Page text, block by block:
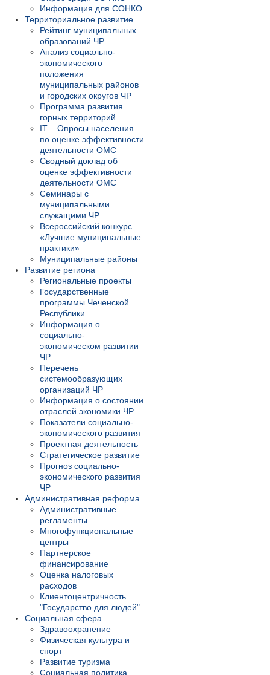
Информация для СОНКО
Территориальное развитие
Рейтинг муниципальных
образований ЧР
Анализ социально-
экономического
положения
муниципальных районов
и городских округов ЧР
Программа развития
горных территорий
IT – Опросы населения
по оценке эффективности
деятельности ОМС
Сводный доклад об
оценке эффективности
деятельности ОМС
Семинары с
муниципальными
служащими ЧР
Всероссийский конкурс
«Лучшие муниципальные
практики»
Муниципальные районы
Развитие региона
Региональные проекты
Государственные
программы Чеченской
Республики
Информация о
социально-
экономическом развитии
ЧР
Перечень
системообразующих
организаций ЧР
Информация о состоянии
отраслей экономики ЧР
Показатели социально-
экономического развития
Проектная деятельность
Стратегическое развитие
Прогноз социально-
экономического развития
ЧР
Административная реформа
Административные
регламенты
Многофункциональные
центры
Партнерское
финансирование
Оценка налоговых
расходов
Клиентоцентричность
"Государство для людей"
Социальная сфера
Здравоохранение
Физическая культура и
спорт
Развитие туризма
Социальная политика